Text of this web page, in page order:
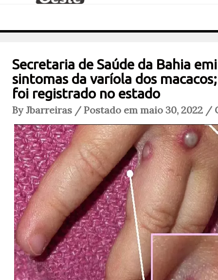
Secretaria de Saúde da Bahia
sintomas da varíola dos
foi registrado no estado
By Jbarreiras / Postado em maio 30, 2022 /